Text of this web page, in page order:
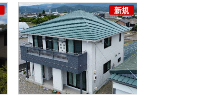
新規